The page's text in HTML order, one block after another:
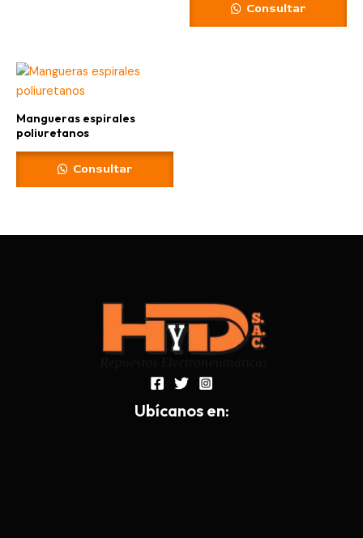
Consultar
Mangueras espirales
poliuretanos
Consultar
Ubícanos en: